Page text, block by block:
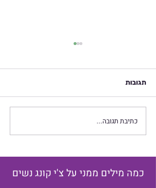
חיזוק הכליות - נושא
משמעותי בתירגול צ'י קונג
תגובות
כתיבת תגובה...
כמה מילים ממני על צ'י קונג נשים